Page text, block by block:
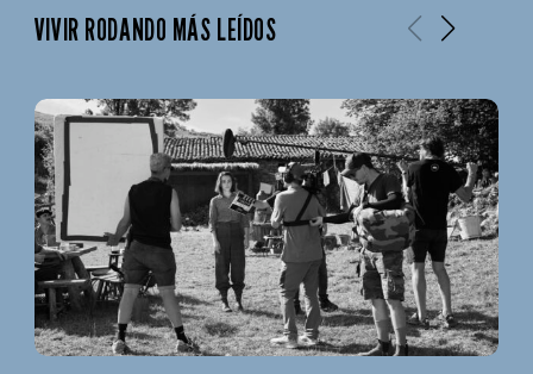
VIVIR RODANDO MÁS LEÍDOS